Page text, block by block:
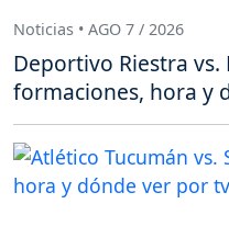
Noticias • AGO 7 / 2026
Deportivo Riestra vs.
formaciones, hora y